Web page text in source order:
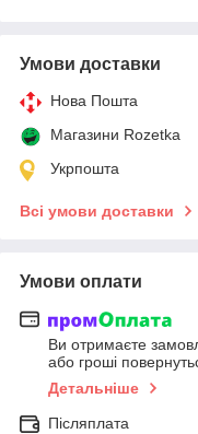
Умови доставки
Нова Пошта
Магазини Rozetka
Укрпошта
Всі умови доставки
Умови оплати
Ви отримаєте
або гроші
Детальніше
Післяплата